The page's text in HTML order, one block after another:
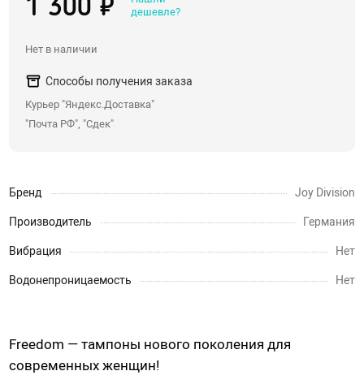
Насадки для двойного проникновения
С вибрацией
Массажеры простаты
С дистанционным управлением
Души, клизмы
Анатомические страпоны
Насадки для страпонов
Бренд Joy Division
Производитель Германия
Вибрация Нет
Водонепроницаемость Нет
1 300 ₽
дешевле?
Нет в наличии
Способы получения заказа
Курьер "Яндекс.Доставка"
"Почта РФ", "Сдек"
Freedom — тампоны нового поколения для
современных женщин!